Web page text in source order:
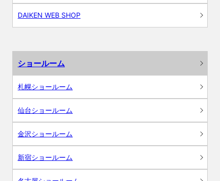
DAIKEN WEB SHOP
ショールーム
札幌ショールーム
仙台ショールーム
金沢ショールーム
新宿ショールーム